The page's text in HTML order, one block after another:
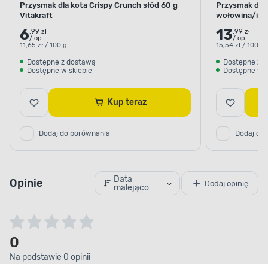
Przysmak dla kota Crispy Crunch słód 60 g
Vitakraft
6.99 zł
/ op.
11,65 zł / 100 g
Dostępne z dostawą
Dostępne w sklepie
Kup teraz
Dodaj do porównania
Przysmak
wołowina/
13.99 zł
/ op.
15,54 zł / 100 g
Dostępne z
Dostępne w
Dodaj do
Opinie
Data
malejąco
Dodaj opinię
0
Na podstawie 0 opinii